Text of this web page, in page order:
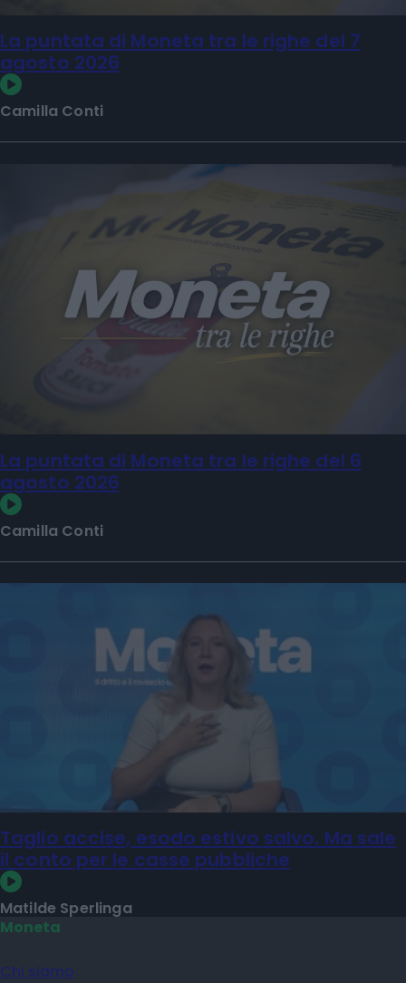
La puntata di Moneta tra le righe del 7
agosto 2026
Camilla Conti
La puntata di Moneta tra le righe del 6
agosto 2026
Camilla Conti
Taglio accise, esodo estivo salvo. Ma sale
il conto per le casse pubbliche
Matilde Sperlinga
Moneta
Chi siamo